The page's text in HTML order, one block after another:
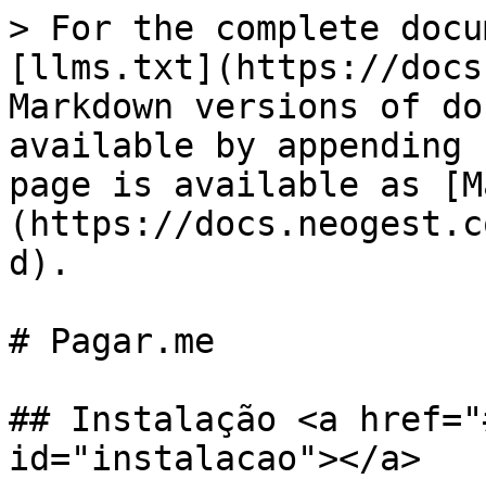
> For the complete
[llms.txt](https://
Markdown versions of
available by
page is available as
(https://
d).
# Pagar.me
## Instalação <a
id="instalacao"></a>